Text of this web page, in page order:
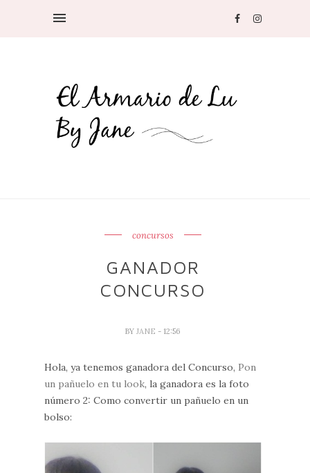
concursos
GANADOR
CONCURSO
BYJANE - 12:56
Hola, ya tenemos ganadora del Concurso, Pon
un pañuelo en tu look, la ganadora es la foto
número 2: Como convertir un pañuelo en un
bolso: